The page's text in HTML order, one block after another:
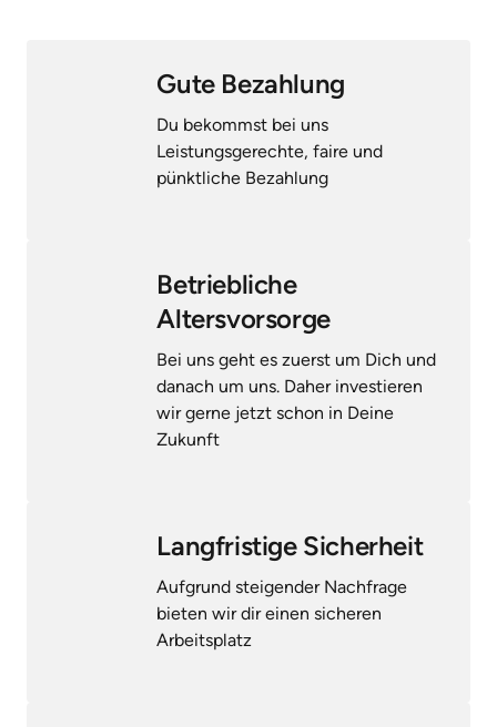
Gute Bezahlung
Du bekommst bei uns
Leistungsgerechte, faire und
pünktliche Bezahlung
Betriebliche
Altersvorsorge
Bei uns geht es zuerst um Dich und
danach um uns. Daher investieren
wir gerne jetzt schon in Deine
Zukunft
Langfristige Sicherheit
Aufgrund steigender Nachfrage
bieten wir dir einen sicheren
Arbeitsplatz